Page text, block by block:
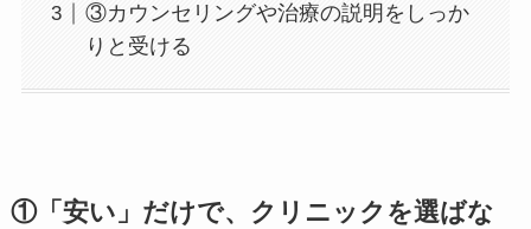
③カウンセリングや治療の説明をしっか
りと受ける
①「安い」だけで、クリニックを選ばな